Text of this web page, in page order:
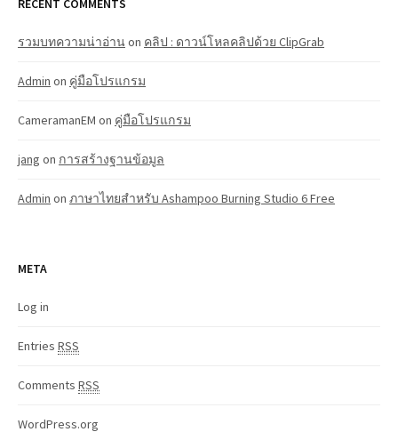
RECENT COMMENTS
รวมบทความน่าอ่านon คลิป : ดาวน์โหลคลิปด้วย ClipGrab
Admin on คู่มือโปรแกรม
CameramanEM on คู่มือโปรแกรม
jang on การสร้างฐานข้อมูล
Admin on ภาษาไทยสำหรับ Ashampoo Burning Studio 6 Free
META
Log in
Entries RSS
Comments RSS
WordPress.org